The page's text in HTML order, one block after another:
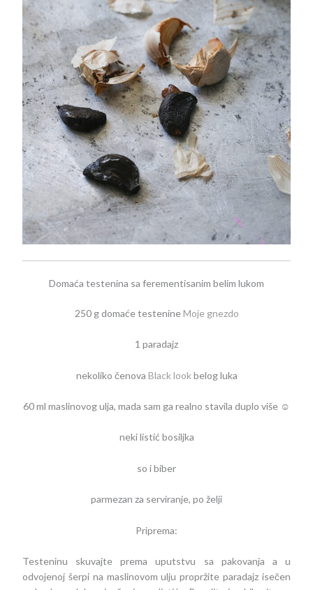
Domaća testenina sa ferementisanim belim lukom
250 g domaće testenineMoje gnezdo
1 paradajz
nekoliko čenova Black lookbelog luka
60 ml maslinovog ulja, mada sam ga realno stavila duplo više ☺
neki listić bosiljka
so i biber
parmezan za serviranje, po želji
Priprema:
Testeninu skuvajte prema uputstvu sa pakovanja a u
odvojenoj šerpi na maslinovom ulju propržite paradajz isečen